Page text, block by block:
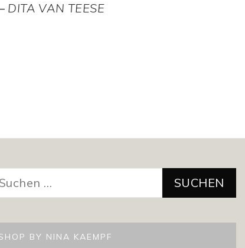
DITA VAN TEESE
BY NINA KAEMPF